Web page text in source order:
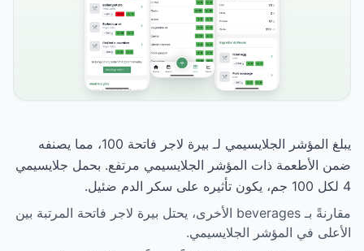
يبلغ المؤشر الجلايسيمي لـ بيرة لاجر فاتحة 100، مما يصنفه
ضمن الأطعمة ذات المؤشر الجلايسيمي مرتفع. بحمل جلايسيمي
4 لكل 100 جم، يكون تأثيره على سكر الدم ضئيل.
مقارنةً بـ beverages الأخرى، يحتل بيرة لاجر فاتحة المرتبة بين
الأعلى في المؤشر الجلايسيمي.